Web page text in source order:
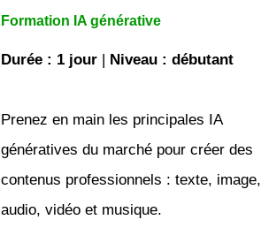
Formation IA générative
Durée : 1 jour | Niveau : débutant
Prenez en main les principales IA
génératives du marché pour créer des
contenus professionnels : texte, image,
audio, vidéo et musique.